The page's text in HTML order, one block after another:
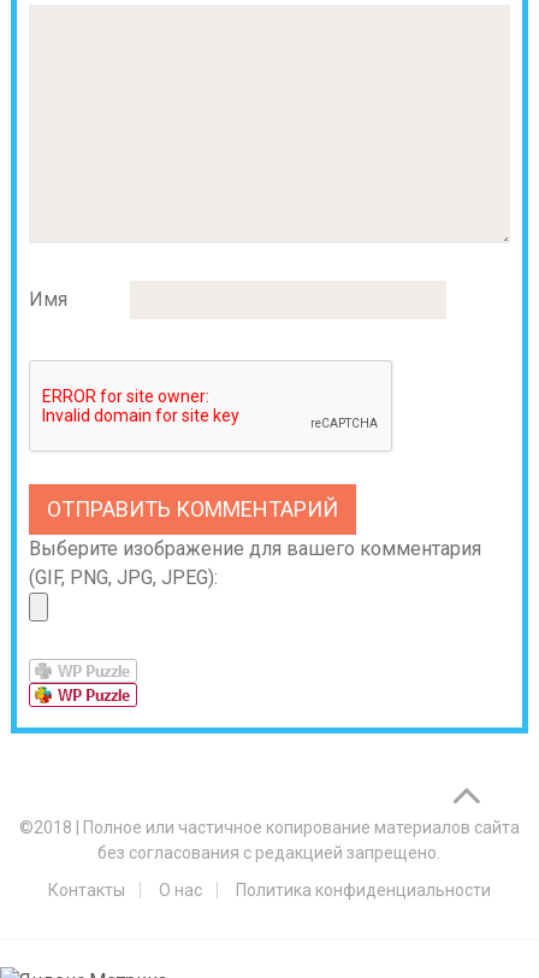
Имя
Выберите изображение для вашего комментария
(GIF, PNG, JPG, JPEG):
©2018
Полное или частичное копирование материалов сайта
без согласования с редакцией запрещено.
Контакты
О нас Политика конфиденциальности